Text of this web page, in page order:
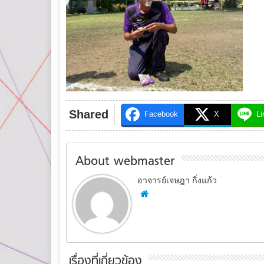
Shared Facebook X
About webmaster
อาจารย์เจษฎา กิ่งแก้ว